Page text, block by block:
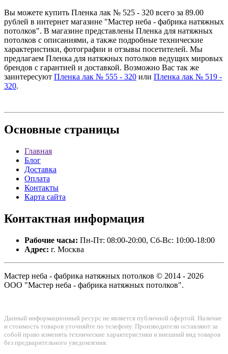
Вы можете купить Пленка лак № 525 - 320 всего за 89.00
рублей в интернет магазине "Мастер неба - фабрика натяжных
потолков". В магазине представлены Пленка для натяжных
потолков с описаниями, а также подробные технические
характеристики, фотографии и отзывы посетителей. Мы
предлагаем Пленка для натяжных потолков ведущих мировых
брендов с гарантией и доставкой. Возможно Вас так же
заинтересуют Пленка лак № 555 - 320 или Пленка лак № 519 -
320.
Основные страницы
Главная
Блог
Доставка
Оплата
Контакты
Карта сайта
Контактная информация
Рабочие часы: Пн-Пт: 08:00-20:00, Сб-Вс: 10:00-18:00
Адрес: г. Москва
Мастер неба - фабрика натяжных потолков © 2014 - 2026
ООО "Мастер неба - фабрика натяжных потолков".
Данный информационный ресурс не является публичной офертой. Наличие
и стоимость товаров уточняйте по телефону. Производители оставляют за
собой право изменять технические характеристики и внешний вид товаров
без предварительного уведомления.